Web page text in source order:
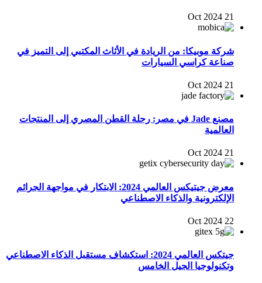
21 Oct 2024
شركة موبيكا: من الريادة في الأثاث المكتبي إلى التميز في
صناعة كراسي السيارات
21 Oct 2024
مصنع Jade في مصر: رحلة القطن المصري إلى المنتجات
العالمية
21 Oct 2024
معرض جيتيكس العالمي 2024: الابتكار في مواجهة الجرائم
الإلكترونية والذكاء الاصطناعي
22 Oct 2024
جيتكس العالمي 2024: استكشاف مستقبل الذكاء الاصطناعي
وتكنولوجيا الجيل الخامس